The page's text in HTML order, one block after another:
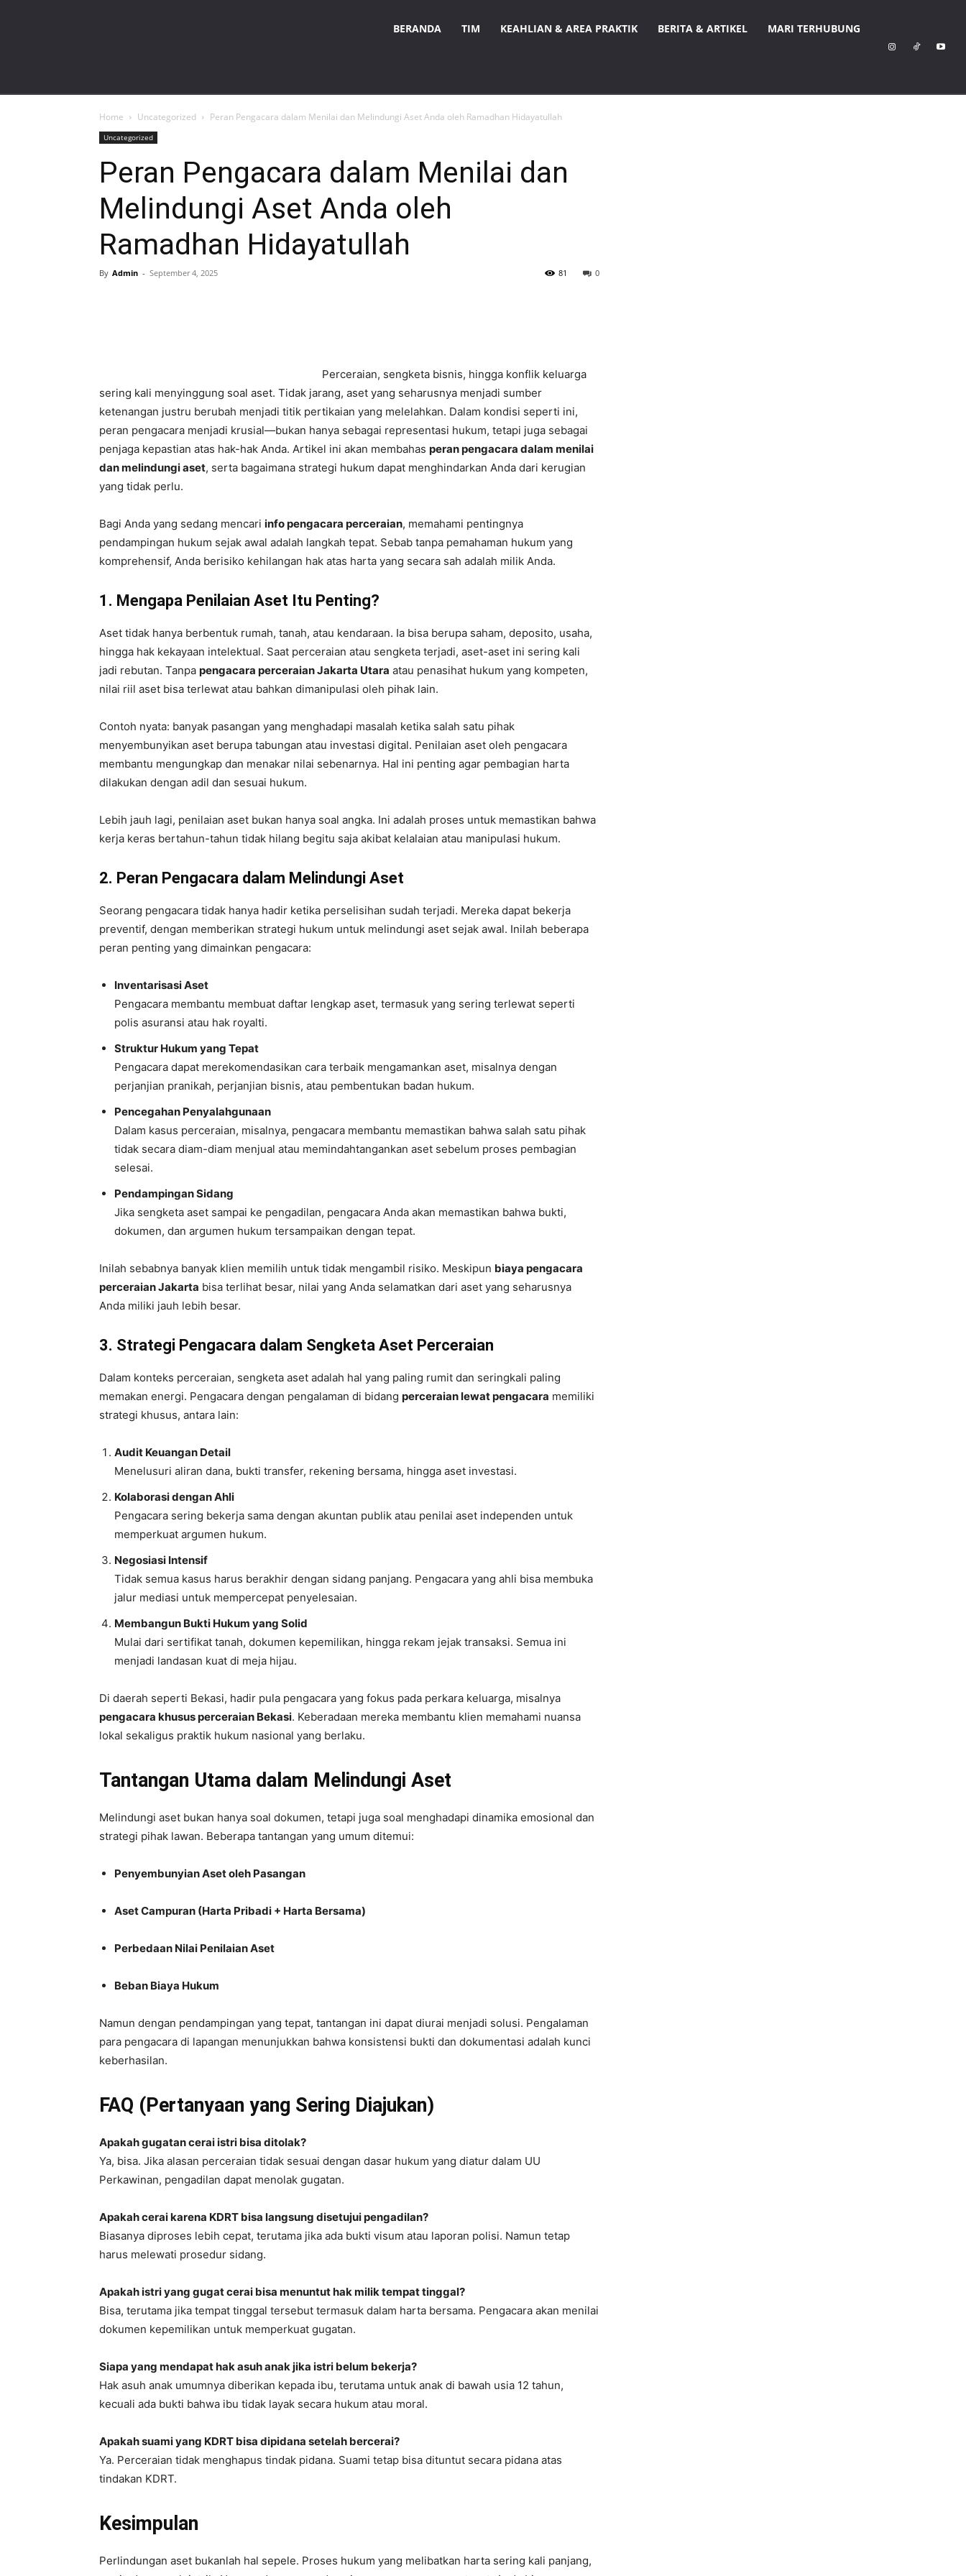
BERANDA TIM KEAHLIAN & AREA PRAKTIK BERITA & ARTIKEL MARI TERHUBUNG
Home Uncategorized Peran Pengacara dalam Menilai dan Melindungi Aset Anda oleh Ramadhan Hidayatullah
Uncategorized
Peran Pengacara dalam Menilai dan
Melindungi Aset Anda oleh
Ramadhan Hidayatullah
By Admin - September 4, 2025 0
81
Perceraian, sengketa bisnis, hingga konflik keluarga
sering kali menyinggung soal aset. Tidak jarang, aset yang seharusnya menjadi sumber
ketenangan justru berubah menjadi titik pertikaian yang melelahkan. Dalam kondisi seperti ini,
peran pengacara menjadi krusial—bukan hanya sebagai representasi hukum, tetapi juga sebagai
penjaga kepastian atas hak-hak Anda. Artikel ini akan membahas peran pengacara dalam menilai
dan melindungi aset, serta bagaimana strategi hukum dapat menghindarkan Anda dari kerugian
yang tidak perlu.
Bagi Anda yang sedang mencari info pengacara perceraian, memahami pentingnya
pendampingan hukum sejak awal adalah langkah tepat. Sebab tanpa pemahaman hukum yang
komprehensif, Anda berisiko kehilangan hak atas harta yang secara sah adalah milik Anda.
1. Mengapa Penilaian Aset Itu Penting?
Aset tidak hanya berbentuk rumah, tanah, atau kendaraan. Ia bisa berupa saham, deposito, usaha,
hingga hak kekayaan intelektual. Saat perceraian atau sengketa terjadi, aset-aset ini sering kali
jadi rebutan. Tanpa pengacara perceraian Jakarta Utara atau penasihat hukum yang kompeten,
nilai riil aset bisa terlewat atau bahkan dimanipulasi oleh pihak lain.
Contoh nyata: banyak pasangan yang menghadapi masalah ketika salah satu pihak
menyembunyikan aset berupa tabungan atau investasi digital. Penilaian aset oleh pengacara
membantu mengungkap dan menakar nilai sebenarnya. Hal ini penting agar pembagian harta
dilakukan dengan adil dan sesuai hukum.
Lebih jauh lagi, penilaian aset bukan hanya soal angka. Ini adalah proses untuk memastikan bahwa
kerja keras bertahun-tahun tidak hilang begitu saja akibat kelalaian atau manipulasi hukum.
2. Peran Pengacara dalam Melindungi Aset
Seorang pengacara tidak hanya hadir ketika perselisihan sudah terjadi. Mereka dapat bekerja
preventif, dengan memberikan strategi hukum untuk melindungi aset sejak awal. Inilah beberapa
peran penting yang dimainkan pengacara:
Inventarisasi Aset
Pengacara membantu membuat daftar lengkap aset, termasuk yang sering terlewat seperti
polis asuransi atau hak royalti.
Struktur Hukum yang Tepat
Pengacara dapat merekomendasikan cara terbaik mengamankan aset, misalnya dengan
perjanjian pranikah, perjanjian bisnis, atau pembentukan badan hukum.
Pencegahan Penyalahgunaan
Dalam kasus perceraian, misalnya, pengacara membantu memastikan bahwa salah satu pihak
tidak secara diam-diam menjual atau memindahtangankan aset sebelum proses pembagian
selesai.
Pendampingan Sidang
Jika sengketa aset sampai ke pengadilan, pengacara Anda akan memastikan bahwa bukti,
dokumen, dan argumen hukum tersampaikan dengan tepat.
Inilah sebabnya banyak klien memilih untuk tidak mengambil risiko. Meskipun biaya pengacara
perceraian Jakarta bisa terlihat besar, nilai yang Anda selamatkan dari aset yang seharusnya
Anda miliki jauh lebih besar.
3. Strategi Pengacara dalam Sengketa Aset Perceraian
Dalam konteks perceraian, sengketa aset adalah hal yang paling rumit dan seringkali paling
memakan energi. Pengacara dengan pengalaman di bidang perceraian lewat pengacara memiliki
strategi khusus, antara lain:
Audit Keuangan Detail
Menelusuri aliran dana, bukti transfer, rekening bersama, hingga aset investasi.
Kolaborasi dengan Ahli
Pengacara sering bekerja sama dengan akuntan publik atau penilai aset independen untuk
memperkuat argumen hukum.
Negosiasi Intensif
Tidak semua kasus harus berakhir dengan sidang panjang. Pengacara yang ahli bisa membuka
jalur mediasi untuk mempercepat penyelesaian.
Membangun Bukti Hukum yang Solid
Mulai dari sertifikat tanah, dokumen kepemilikan, hingga rekam jejak transaksi. Semua ini
menjadi landasan kuat di meja hijau.
Di daerah seperti Bekasi, hadir pula pengacara yang fokus pada perkara keluarga, misalnya
pengacara khusus perceraian Bekasi. Keberadaan mereka membantu klien memahami nuansa
lokal sekaligus praktik hukum nasional yang berlaku.
Tantangan Utama dalam Melindungi Aset
Melindungi aset bukan hanya soal dokumen, tetapi juga soal menghadapi dinamika emosional dan
strategi pihak lawan. Beberapa tantangan yang umum ditemui:
Penyembunyian Aset oleh Pasangan
Aset Campuran (Harta Pribadi + Harta Bersama)
Perbedaan Nilai Penilaian Aset
Beban Biaya Hukum
Namun dengan pendampingan yang tepat, tantangan ini dapat diurai menjadi solusi. Pengalaman
para pengacara di lapangan menunjukkan bahwa konsistensi bukti dan dokumentasi adalah kunci
keberhasilan.
FAQ (Pertanyaan yang Sering Diajukan)
Apakah gugatan cerai istri bisa ditolak?
Ya, bisa. Jika alasan perceraian tidak sesuai dengan dasar hukum yang diatur dalam UU
Perkawinan, pengadilan dapat menolak gugatan.
Apakah cerai karena KDRT bisa langsung disetujui pengadilan?
Biasanya diproses lebih cepat, terutama jika ada bukti visum atau laporan polisi. Namun tetap
harus melewati prosedur sidang.
Apakah istri yang gugat cerai bisa menuntut hak milik tempat tinggal?
Bisa, terutama jika tempat tinggal tersebut termasuk dalam harta bersama. Pengacara akan menilai
dokumen kepemilikan untuk memperkuat gugatan.
Siapa yang mendapat hak asuh anak jika istri belum bekerja?
Hak asuh anak umumnya diberikan kepada ibu, terutama untuk anak di bawah usia 12 tahun,
kecuali ada bukti bahwa ibu tidak layak secara hukum atau moral.
Apakah suami yang KDRT bisa dipidana setelah bercerai?
Ya. Perceraian tidak menghapus tindak pidana. Suami tetap bisa dituntut secara pidana atas
tindakan KDRT.
Kesimpulan
Perlindungan aset bukanlah hal sepele. Proses hukum yang melibatkan harta sering kali panjang,